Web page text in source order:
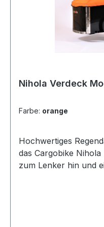
Nihola Verdeck
Farbe: orange
Hochwertiges
das Cargobike Nihola
zum Lenker hin und